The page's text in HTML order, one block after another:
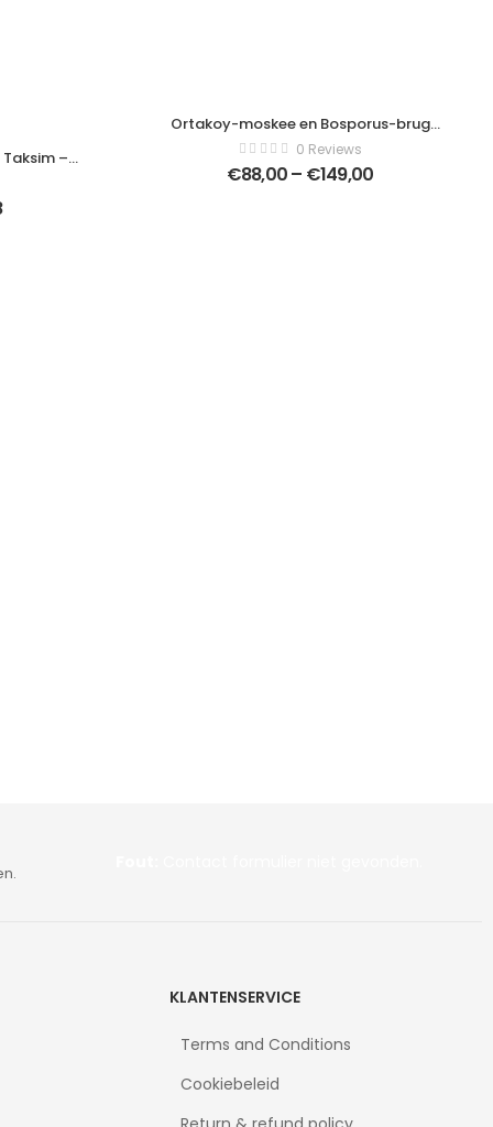
–
–
Ortakoy-moskee en Bosporus-brug
tijdens kleurrijk – Modern Art Canvas –
1868297446
0 Reviews
€88,00– €149,00
KLANTENSERVICE
Terms and Conditions
Cookiebeleid